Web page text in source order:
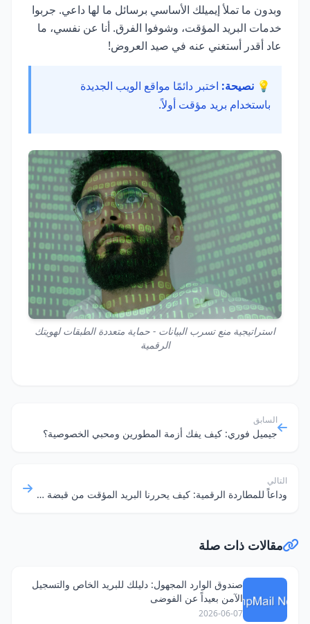
وبدون ما تملأ إيميلك الأساسي برسائل ما لها داعي. جربوا
خدمات البريد المؤقت، وشوفوا الفرق. أنا عن نفسي، ما
عاد أقدر أستغني عنه في صيد العروض!
💡 نصيحة: اختبر دائمًا مواقع الويب الجديدة
باستخدام بريد مؤقت أولاً.
استراتيجية منع تسرب البيانات - حماية متعددة الطبقات لهويتك
الرقمية
السابق
جيميل فوري: كيف يفك أزمة المطورين ومحبي الخصوصية؟
التالي
وداعاً للمطاردة الرقمية: كيف يحررنا البريد المؤقت من قبضة شركات البيانات؟
مقالات ذات صلة
صندوق الوارد المجهول: دليلك للبريد الخاص والتسجيل
الآمن بعيداً عن الفوضى
2026-06-07